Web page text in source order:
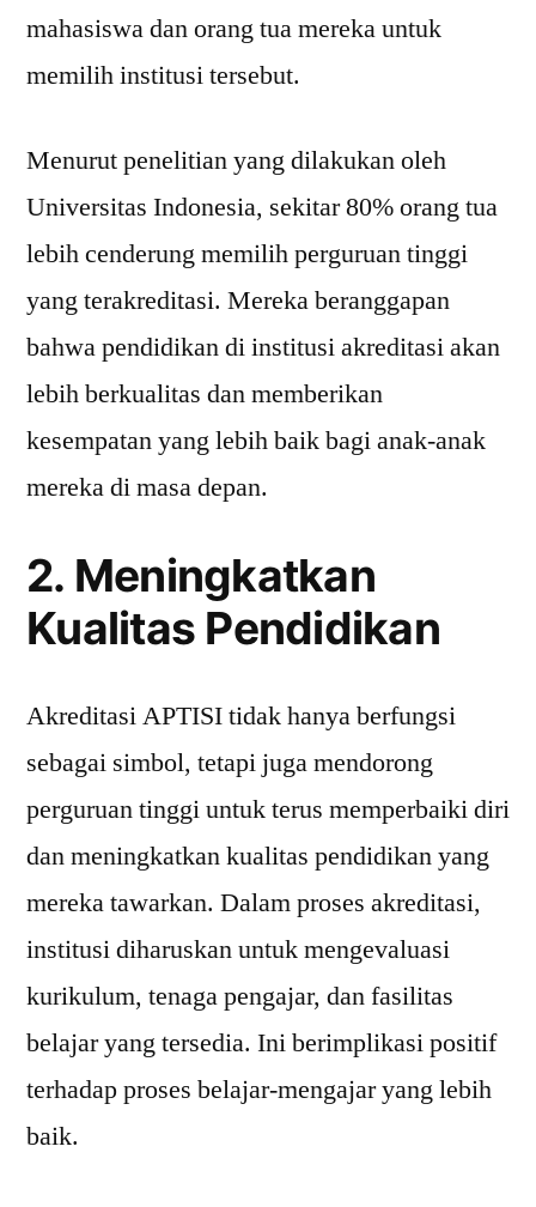
mahasiswa dan orang tua mereka untuk
memilih institusi tersebut.
Menurut penelitian yang dilakukan oleh
Universitas Indonesia, sekitar 80% orang tua
lebih cenderung memilih perguruan tinggi
yang terakreditasi. Mereka beranggapan
bahwa pendidikan di institusi akreditasi akan
lebih berkualitas dan memberikan
kesempatan yang lebih baik bagi anak-anak
mereka di masa depan.
2. Meningkatkan
Kualitas Pendidikan
Akreditasi APTISI tidak hanya berfungsi
sebagai simbol, tetapi juga mendorong
perguruan tinggi untuk terus memperbaiki diri
dan meningkatkan kualitas pendidikan yang
mereka tawarkan. Dalam proses akreditasi,
institusi diharuskan untuk mengevaluasi
kurikulum, tenaga pengajar, dan fasilitas
belajar yang tersedia. Ini berimplikasi positif
terhadap proses belajar-mengajar yang lebih
baik.